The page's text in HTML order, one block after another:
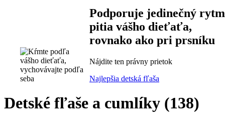
Podporuje jedinečný
pitia vášho dieťaťa,
rovnako ako pri prsníku
Nájdite ten právny prietok
Najlepšia detská fľaša
Detské fľaše a cumlíky (138)